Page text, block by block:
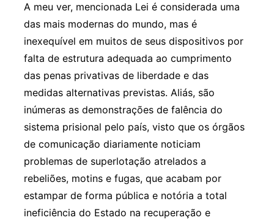
A meu ver, mencionada Lei é considerada uma
das mais modernas do mundo, mas é
inexequível em muitos de seus dispositivos por
falta de estrutura adequada ao cumprimento
das penas privativas de liberdade e das
medidas alternativas previstas. Aliás, são
inúmeras as demonstrações de falência do
sistema prisional pelo país, visto que os órgãos
de comunicação diariamente noticiam
problemas de superlotação atrelados a
rebeliões, motins e fugas, que acabam por
estampar de forma pública e notória a total
ineficiência do Estado na recuperação e